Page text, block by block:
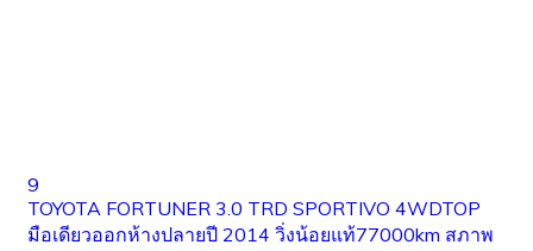
9
TOYOTA FORTUNER 3.0 TRD SPORTIVO 4WDTOP
มือเดียวออกห้างปลายปี 2014 วิ่งน้อยแท้77000km สภาพ